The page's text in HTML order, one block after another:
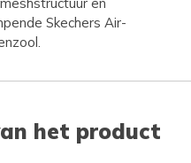
Skechers Air-
het product